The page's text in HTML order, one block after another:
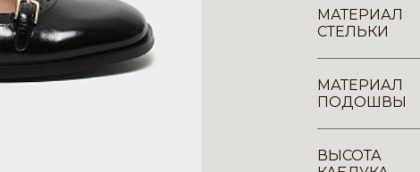
МАТЕРИАЛ
СТЕЛЬКИ
МАТЕРИАЛ
ПОДОШВЫ
ВЫСОТА